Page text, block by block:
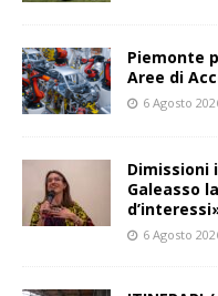
Piemonte
Aree di
6 Agosto
Dimissioni
Galeasso
6 Agosto